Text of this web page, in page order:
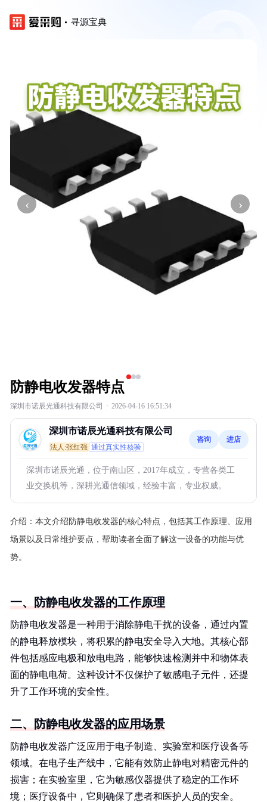
寻源宝典
‹ ›
防静电收发器特点
深圳市诺辰光通科技有限公司 · 2026-04-16 16:51:34
深圳市诺辰光通科技有限公司
法人:张红强 通过真实性核验
咨询 进店
深圳市诺辰光通，位于南山区，2017年成立，专营各类工
业交换机等，深耕光通信领域，经验丰富，专业权威。
介绍： 本文介绍防静电收发器的核心特点，包括其工作原理、应用
场景以及日常维护要点，帮助读者全面了解这一设备的功能与优
势。
一、防静电收发器的工作原理
防静电收发器是一种用于消除静电干扰的设备，通过内置
的静电释放模块，将积累的静电安全导入大地。其核心部
件包括感应电极和放电电路，能够快速检测并中和物体表
面的静电电荷。这种设计不仅保护了敏感电子元件，还提
升了工作环境的安全性。
二、防静电收发器的应用场景
防静电收发器广泛应用于电子制造、实验室和医疗设备等
领域。在电子生产线中，它能有效防止静电对精密元件的
损害；在实验室里，它为敏感仪器提供了稳定的工作环
境；医疗设备中，它则确保了患者和医护人员的安全。